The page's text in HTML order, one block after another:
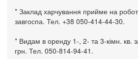
* Заклад харчування прийме на
завгоспа. Тел. +38 050-414-44-30.
* Видам в оренду 1-, 2- та 3-кімн. кв.
грн. Тел. 050-814-94-41.